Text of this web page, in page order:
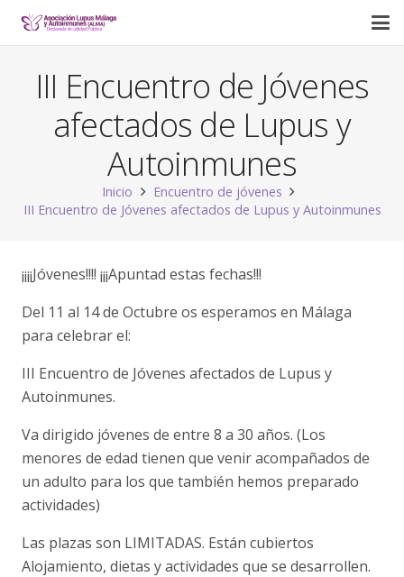
III Encuentro de Jóvenes
afectados de Lupus y
Autoinmunes
Inicio
Encuentro de jóvenes
III Encuentro de Jóvenes afectados de Lupus y Autoinmunes
¡¡¡¡Jóvenes!!!! ¡¡¡Apuntad estas fechas!!!
Del 11 al 14 de Octubre os esperamos en Málaga
para celebrar el:
III Encuentro de Jóvenes afectados de Lupus y
Autoinmunes.
Va dirigido jóvenes de entre 8 a 30 años. (Los
menores de edad tienen que venir acompañados de
un adulto para los que también hemos preparado
actividades)
Las plazas son LIMITADAS. Están cubiertos
Alojamiento, dietas y actividades que se desarrollen.